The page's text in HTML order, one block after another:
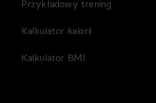
Przykładowy trening
Kalkulator kalorii
Kalkulator BMI